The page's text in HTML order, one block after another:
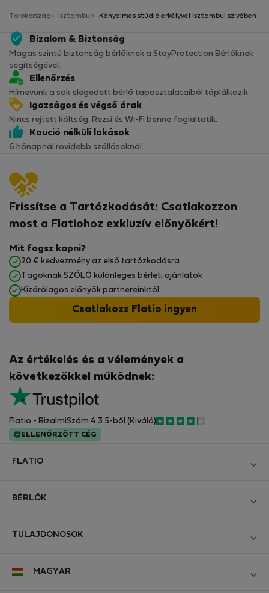
Törökország Isztambul Kényelmes stúdió erkélyvel Isztambul szívében
Bizalom & Biztonság
Magas szintű biztonság bérlőknek a StayProtection Bérlőknek
segítségével.
Ellenőrzés
Hírnevünk a sok elégedett bérlő tapasztalataiból táplálkozik.
Igazságos és végső árak
Nincs rejtett költség. Rezsi és Wi-Fi benne foglaltatik.
Kaució nélküli lakások
6 hónapnál rövidebb szállásoknál.
Az értékelés és a vélemények a
következőkkel működnek:
Flatio - BizalmiSzám 4.3 5-ből (Kiváló)
ELLENŐRZÖTT CÉG
Frissítse a Tartózkodását: Csatlakozzon
most a Flatiohoz exkluzív előnyökért!
Mit fogsz kapni?
20 € kedvezmény az első tartózkodásra
Tagoknak SZÓLÓ különleges bérleti ajánlatok
Kizárólagos előnyök partnereinktől
Csatlakozz Flatio ingyen
FLATIO
Csatlakozzon a Digitális Nomád Tesztelő Klubhoz
Üzleti feltételek
BÉRLŐK
Cégeknek
TULAJDONOSOK
MAGYAR